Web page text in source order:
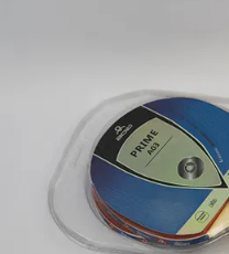
SITIO
PRIVACY
POLICY